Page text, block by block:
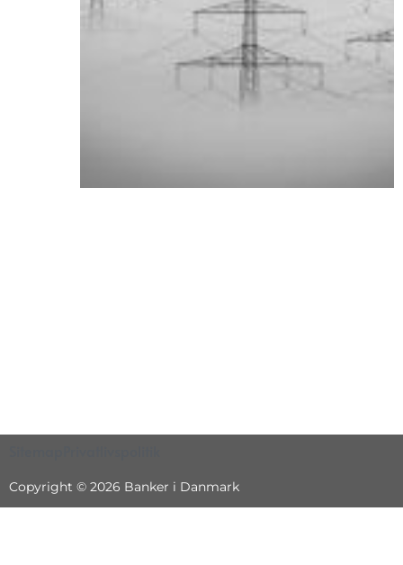
Copyright © 2026 Banker i Danmark